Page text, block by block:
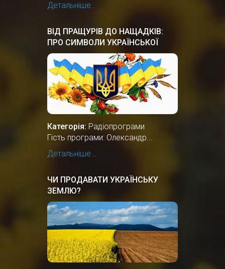
Детальніше...
ВІД ПРАЩУРІВ ДО НАЩАДКІВ:
ПРО СИМВОЛИ УКРАЇНСЬКОЇ
ДЕРЖАВНОСТІ
Категорія: Радіопрограми
Гість програми: Олександр...
Детальніше...
ЧИ ПРОДАВАТИ УКРАЇНСЬКУ
ЗЕМЛЮ?